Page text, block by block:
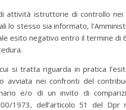
attività istruttorie di controllo nei
lo stesso sia informato,
esito negativo entro il termine di
si tratta riguarda in pratica
avviata nei confronti del
e/o di un invito di
1973, dell’articolo 51 del Dpr